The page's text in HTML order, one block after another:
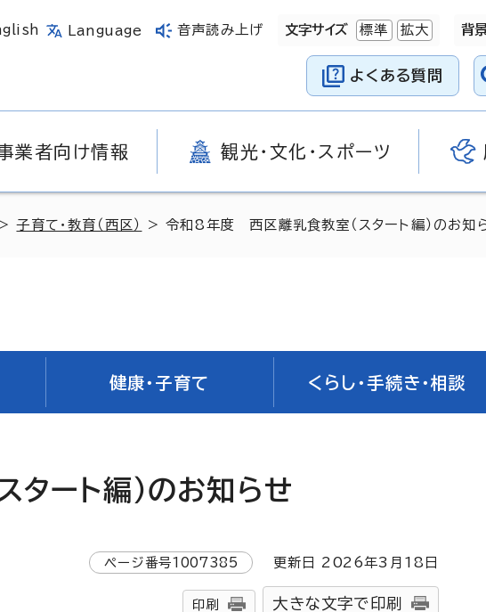
Language 音声読み上げ 文字サイズ 標準 拡大 背
よくある質問
業者向け情報 観光・文化・スポーツ
>子育て・教育（西区） > 令和8年度 西区離乳食教室（スタート編）のお知
健康・子育て くらし・手続き・相談
ート編）のお知らせ
ページ番号1007385 更新日 2026年3月 18 日
印刷 大きな文字で印刷